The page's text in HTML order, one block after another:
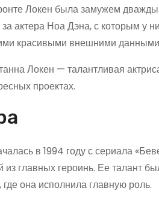
Локен была замужем
актера Ноа Дэна, с которым у
красивыми внешними
Локен — талантливая
проектах.
в 1994 году с сериала
из главных героинь. Ее талант
она исполнила главную роль.